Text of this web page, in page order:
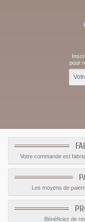
pour
Votre commande est
Les moyens de
Bénéficiez de